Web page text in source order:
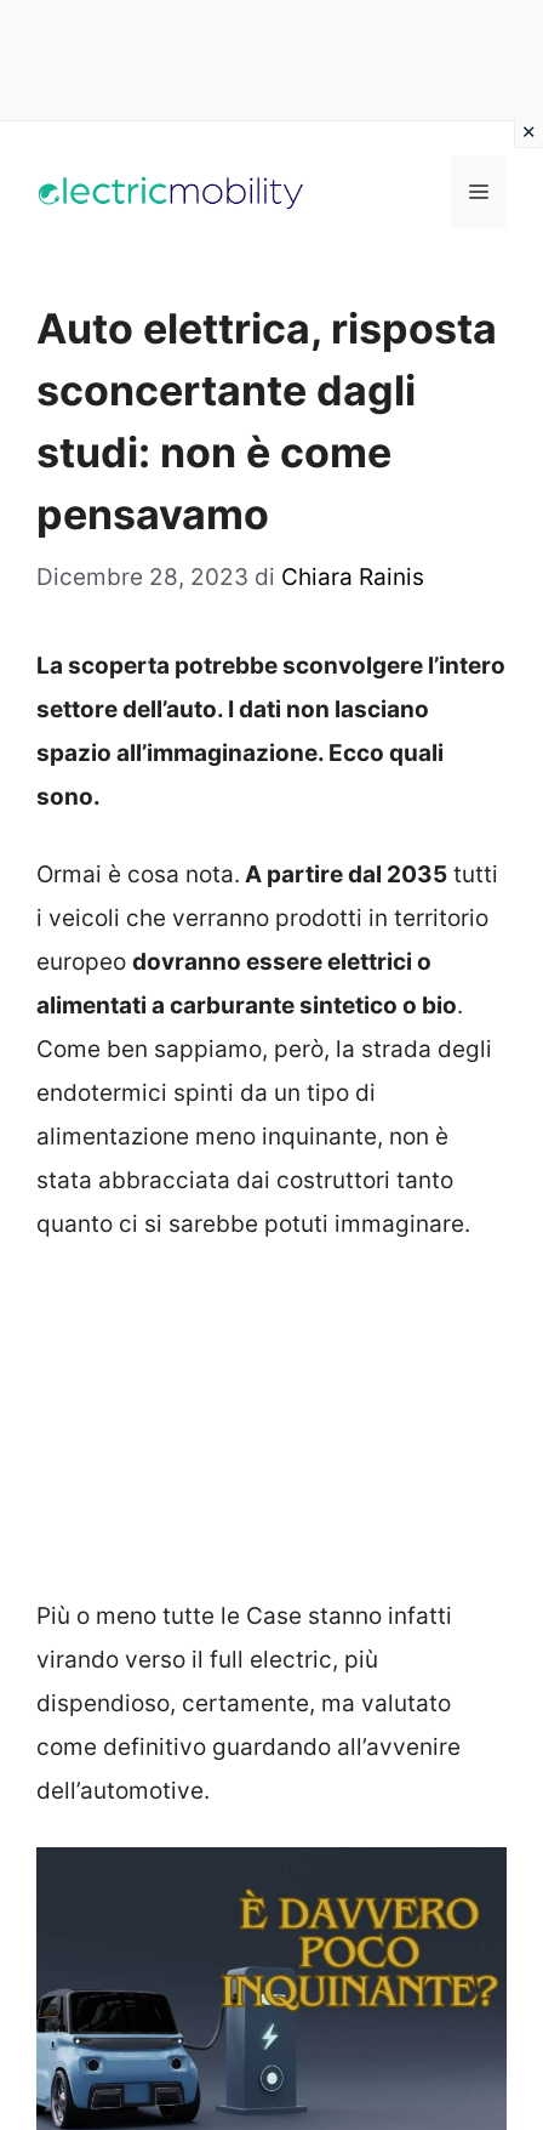
Menu
Auto elettrica, risposta
sconcertante dagli
studi: non è come
pensavamo
Dicembre 28, 2023 di Chiara Rainis
La scoperta potrebbe sconvolgere l’intero
settore dell’auto. I dati non lasciano
spazio all’immaginazione. Ecco quali
sono.
Ormai è cosa nota. A partire dal 2035 tutti
i veicoli che verranno prodotti in territorio
europeo dovranno essere elettrici o
alimentati a carburante sintetico o bio.
Come ben sappiamo, però, la strada degli
endotermici spinti da un tipo di
alimentazione meno inquinante, non è
stata abbracciata dai costruttori tanto
quanto ci si sarebbe potuti immaginare.
Più o meno tutte le Case stanno infatti
virando verso il full electric, più
dispendioso, certamente, ma valutato
come definitivo guardando all’avvenire
dell’automotive.